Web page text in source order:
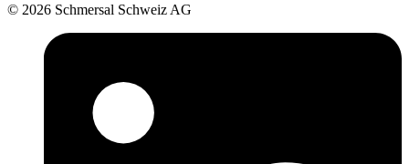
© 2026 Schmersal Schweiz AG